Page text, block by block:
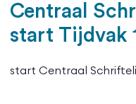
Centraal
start Tijdvak 1
start Centraal